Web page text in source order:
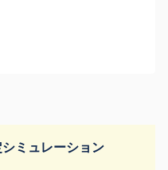
ミュレーション